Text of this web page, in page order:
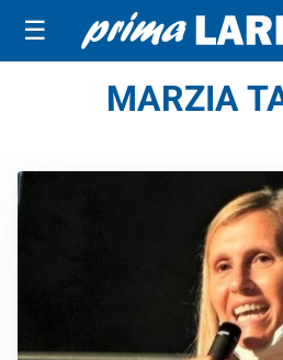
☰
MARZIA